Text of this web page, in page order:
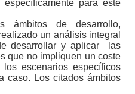
específicamente para este
ámbitos de desarrollo,
un análisis integral
desarrollar y aplicar
las
que no impliquen un coste
escenarios específicos
caso. Los citados ámbitos